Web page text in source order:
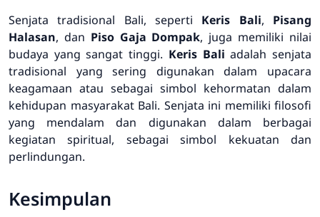
Senjata tradisional Bali, seperti Keris Bali, Pisang
Halasan, dan Piso Gaja Dompak, juga memiliki nilai
budaya yang sangat tinggi. Keris Bali adalah senjata
tradisional yang sering digunakan dalam upacara
keagamaan atau sebagai simbol kehormatan dalam
kehidupan masyarakat Bali. Senjata ini memiliki filosofi
yang mendalam dan digunakan dalam berbagai
kegiatan spiritual, sebagai simbol kekuatan dan
perlindungan.
Kesimpulan